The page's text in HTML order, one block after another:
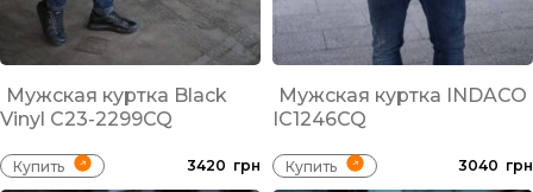
Мужская куртка Black
Vinyl С23-2299CQ
Купить 3420 грн
Мужская куртка INDACO
IС1246CQ
Купить 3040 грн